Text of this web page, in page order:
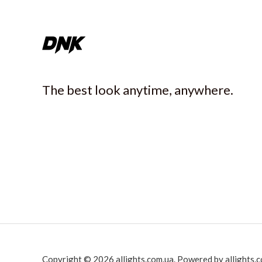
The best look anytime, anywhere.
Copyright © 2026 allights.com.ua. Powered by